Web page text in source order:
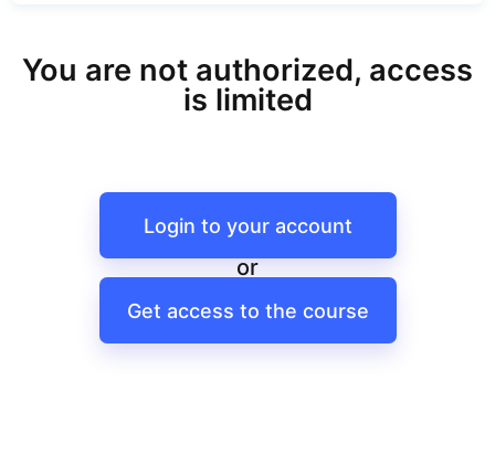
You are not authorized, access
is limited
Login to your account
or
Get access to the course